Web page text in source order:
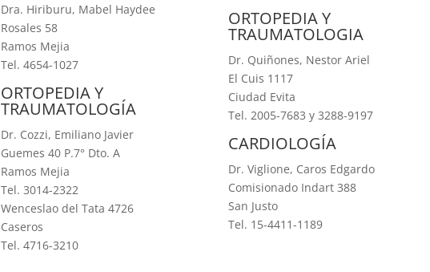
Dra. Hiriburu, Mabel Haydee
Rosales 58
Ramos Mejia
Tel. 4654-1027
ORTOPEDIA Y
TRAUMATOLOGÍA
Dr. Cozzi, Emiliano Javier
Guemes 40 P.7° Dto. A
Ramos Mejia
Tel. 3014-2322
Wenceslao del Tata 4726
Caseros
Tel. 4716-3210
ORTOPEDIA Y
TRAUMATOLOGIA
Dr. Quiñones, Nestor Ariel
El Cuis 1117
Ciudad Evita
Tel. 2005-7683 y 3288-9197
CARDIOLOGÍA
Dr. Viglione, Caros Edgardo
Comisionado Indart 388
San Justo
Tel. 15-4411-1189